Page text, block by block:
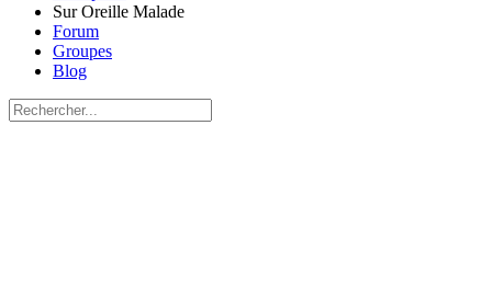
Sur Oreille Malade
Forum
Groupes
Blog
Recherche
pour: